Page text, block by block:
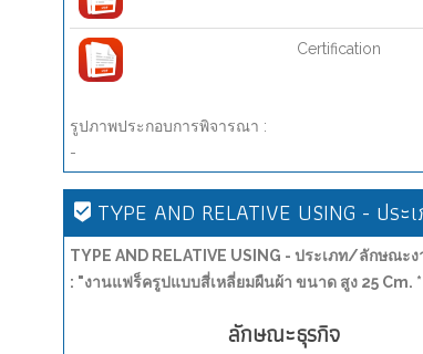
Certification
รูปภาพประกอบการพิจารณา :
-
TYPE AND RELATIVE USING - ป
TYPE AND RELATIVE USING - ประเภท/ลักษณ
: "งานแฟร็ครูปแบบสี่เหลี่ยมผืนผ้า ขนาด สูง 25 Cm.
ลักษณะธุรกิจ